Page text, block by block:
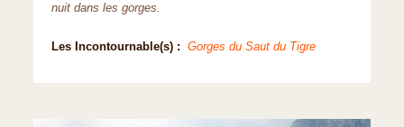
nuit dans les gorges.
Les Incontournable(s) : Gorges du Saut du Tigre